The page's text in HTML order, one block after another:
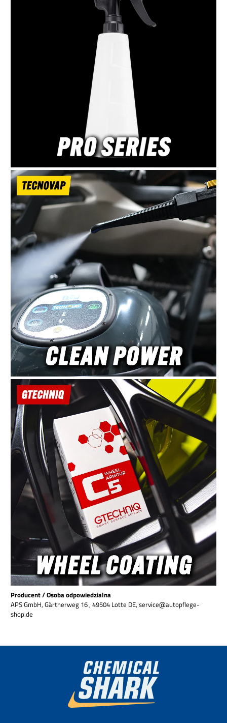
Producent / Osoba odpowiedzialna
APS GmbH, Gärtnerweg 16 , 49504 Lotte DE, service@autopflege-
shop.de